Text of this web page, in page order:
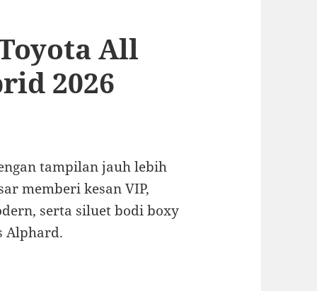
All
2026
tampilan jauh lebih
memberi kesan VIP,
serta siluet bodi boxy
Alphard.